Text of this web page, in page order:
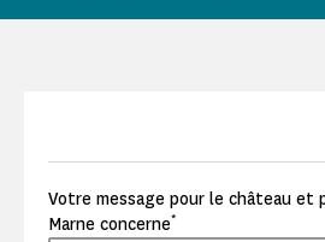
Votre message pour le château et
Marne concerne*